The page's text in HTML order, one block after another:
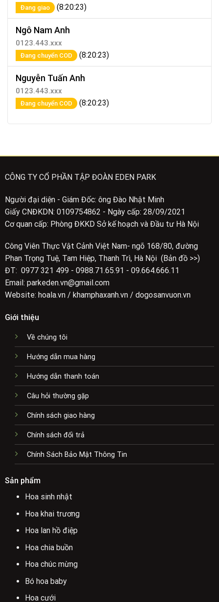
Đang giao (8:20:23)
Ngô Nam Anh
0123.443.xxx
Đang chuyển COD (8:20:23)
Nguyễn Tuấn Anh
0123.443.xxx
Đang chuyển COD (8:20:23)
CÔNG TY CỔ PHẦN TẬP ĐOÀN EDEN PARK
Người đại diện - Giám Đốc: ông Đào Nhật Minh
Giấy CNĐKDN: 0109754862 - Ngày cấp: 28/09/2021
Cơ quan cấp: Phòng ĐKKD Sở kế hoạch và Đầu tư Hà Nội
Công Viên Thực Vật Cảnh Việt Nam- ngõ 168/80, đường
Phan Trọng Tuệ, Tam Hiệp, Thanh Trì, Hà Nội (Bản đồ >>)
ĐT: 0977 321 499 - 0988.71.65.91 - 09.664.666.11
Email: parkeden.vn@gmail.com
Website: hoala.vn / khamphaxanh.vn / dogosanvuon.vn
Giới thiệu
Về chúng tôi
Hướng dẫn mua hàng
Hướng dẫn thanh toán
Câu hỏi thường gặp
Chính sách giao hàng
Chính sách đổi trả
Chính Sách Bảo Mật Thông Tin
Sản phẩm
Hoa sinh nhật
Hoa khai trương
Hoa lan hồ điệp
Hoa chia buồn
Hoa chúc mừng
Bó hoa baby
Hoa cưới